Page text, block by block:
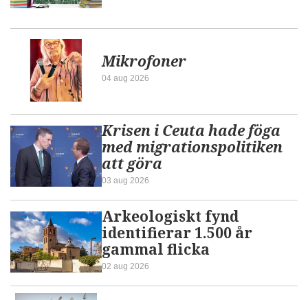
Mikrofoner
04 aug 2026
Krisen i Ceuta hade föga
med migrationspolitiken
att göra
03 aug 2026
Arkeologiskt fynd
identifierar 1.500 år
gammal flicka
02 aug 2026